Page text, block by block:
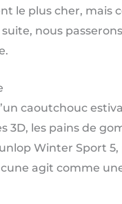
le plus cher, mais
nous
caoutchouc
3D, les pains de
Winter Sport
agit comme